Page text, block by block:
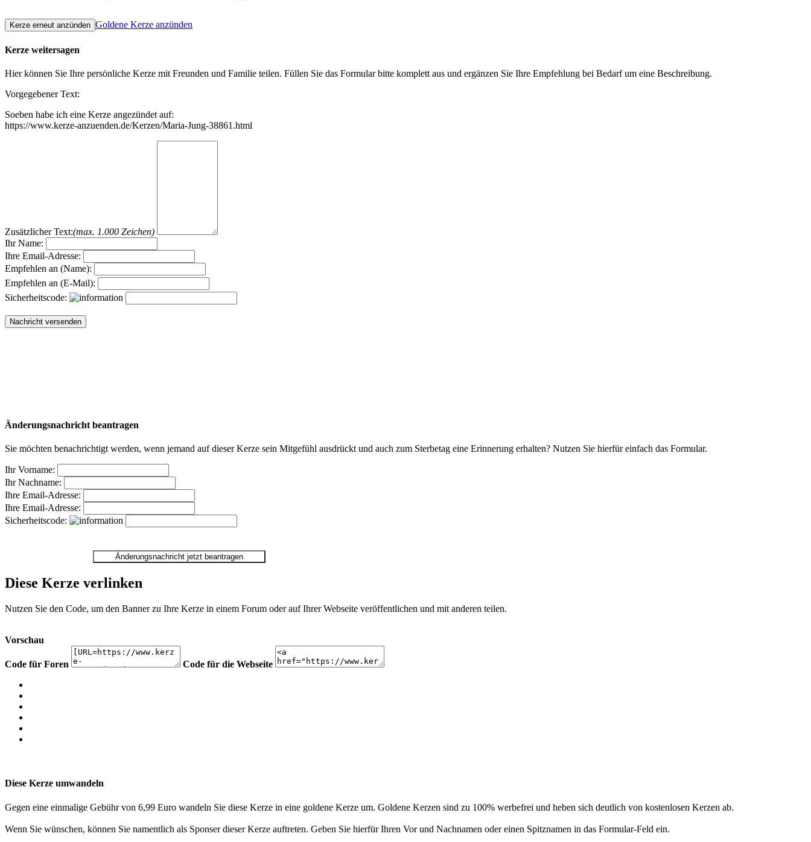
Goldene Kerze anzünden
Kerze weitersagen
Hier können Sie Ihre persönliche Kerze mit Freunden und Familie teilen. Füllen Sie das Formular bitte komplett aus und ergänzen Sie Ihre Empfehlung bei Bedarf um eine Beschreibung.
Vorgegebener Text:
Soeben habe ich eine Kerze angezündet auf:
https://www.kerze-anzuenden.de/Kerzen/Maria-Jung-38861.html
Zusätzlicher Text:(max. 1.000 Zeichen)
Ihr Name:
Ihre Email-Adresse:
Empfehlen an (Name):
Empfehlen an (E-Mail):
Sicherheitscode:
Änderungsnachricht beantragen
Sie möchten benachrichtigt werden, wenn jemand auf dieser Kerze sein Mitgefühl ausdrückt und auch zum Sterbetag eine Erinnerung erhalten? Nutzen Sie hierfür einfach das Formular.
Ihr Vorname:
Ihr Nachname:
Ihre Email-Adresse:
Ihre Email-Adresse:
Sicherheitscode:
Diese Kerze verlinken
Nutzen Sie den Code, um den Banner zu Ihre Kerze in einem Forum oder auf Ihrer Webseite veröffentlichen und mit anderen teilen.
Vorschau
Code für Foren Code für die Webseite
Diese Kerze umwandeln
Gegen eine einmalige Gebühr von 6,99 Euro wandeln Sie diese Kerze in eine goldene Kerze um. Goldene Kerzen sind zu 100% werbefrei und heben sich deutlich von kostenlosen Kerzen ab.
Wenn Sie wünschen, können Sie namentlich als Sponser dieser Kerze auftreten. Geben Sie hierfür Ihren Vor und Nachnamen oder einen Spitznamen in das Formular-Feld ein.